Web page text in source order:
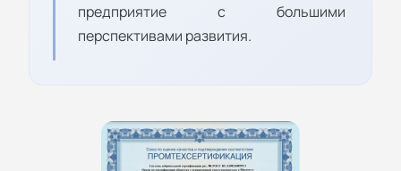
предприятие с большими
перспективами развития.